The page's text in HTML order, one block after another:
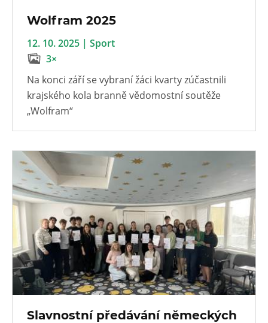
Wolfram 2025
12. 10. 2025 | Sport
3×
Na konci září se vybraní žáci kvarty zúčastnili
krajského kola branně vědomostní soutěže
„Wolfram“
Slavnostní předávání německých